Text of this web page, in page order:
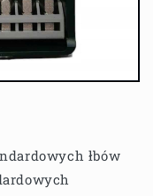
łbów